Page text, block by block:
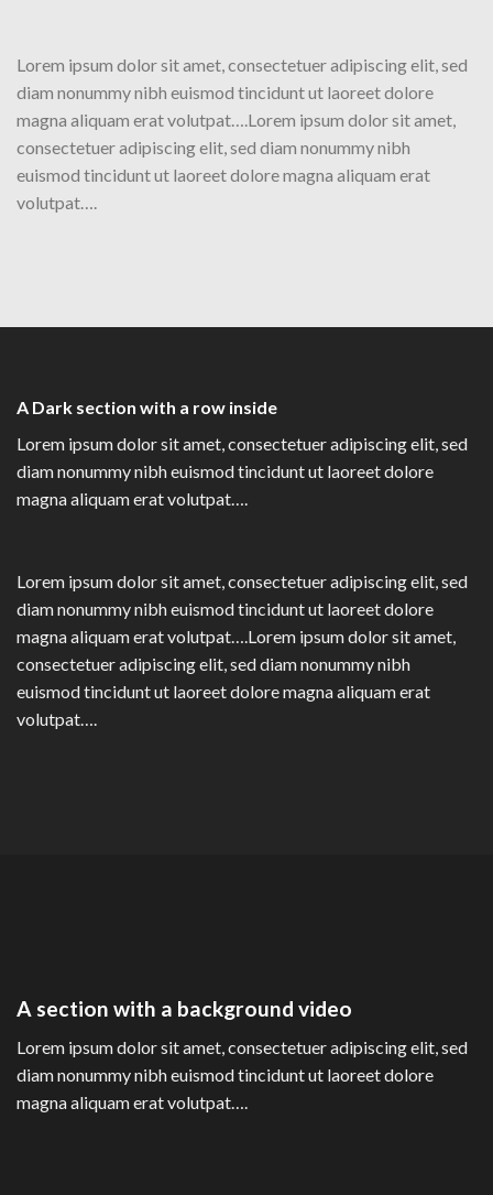
Lorem ipsum dolor sit amet, consectetuer adipiscing elit, sed
diam nonummy nibh euismod tincidunt ut laoreet dolore
magna aliquam erat volutpat….Lorem ipsum dolor sit amet,
consectetuer adipiscing elit, sed diam nonummy nibh
euismod tincidunt ut laoreet dolore magna aliquam erat
volutpat….
A Dark section with a row inside
Lorem ipsum dolor sit amet, consectetuer adipiscing elit, sed
diam nonummy nibh euismod tincidunt ut laoreet dolore
magna aliquam erat volutpat….
Lorem ipsum dolor sit amet, consectetuer adipiscing elit, sed
diam nonummy nibh euismod tincidunt ut laoreet dolore
magna aliquam erat volutpat….Lorem ipsum dolor sit amet,
consectetuer adipiscing elit, sed diam nonummy nibh
euismod tincidunt ut laoreet dolore magna aliquam erat
volutpat….
A section with a background video
Lorem ipsum dolor sit amet, consectetuer adipiscing elit, sed
diam nonummy nibh euismod tincidunt ut laoreet dolore
magna aliquam erat volutpat….